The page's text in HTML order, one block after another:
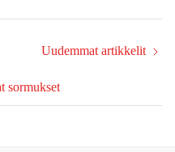
sormukset
Uudemmat artikkelit